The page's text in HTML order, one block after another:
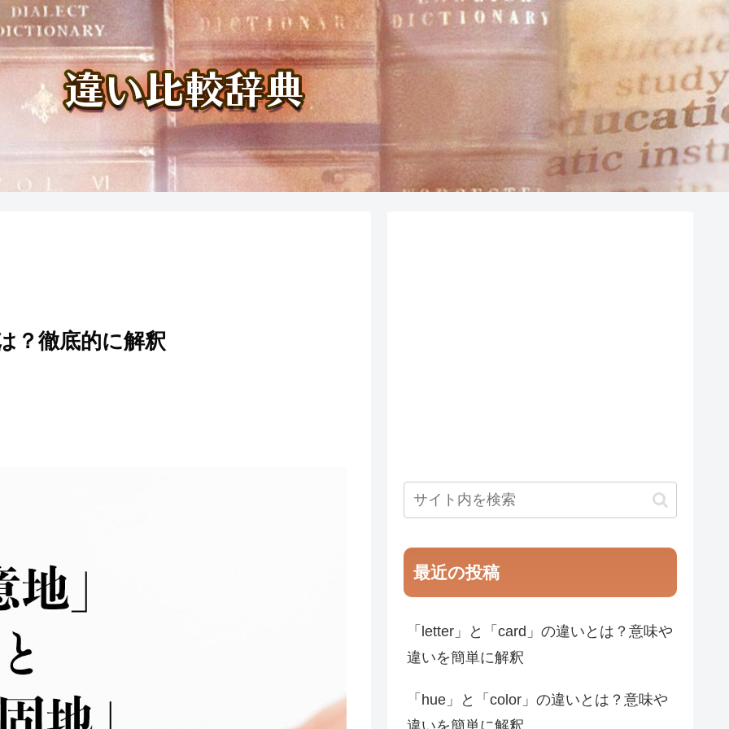
？徹底的に解釈
最近の投稿
「letter」と「card」の違いとは？意味や
違いを簡単に解釈
「hue」と「color」の違いとは？意味や